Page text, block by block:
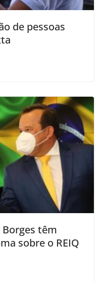
de pessoas
Borges têm
sobre o REIQ